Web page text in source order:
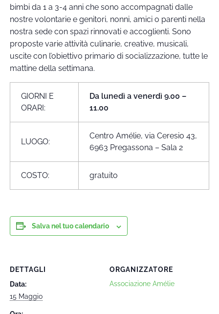
bimbi da 1 a 3-4 anni che sono accompagnati dalle
nostre volontarie e genitori, nonni, amici o parenti nella
nostra sede con spazi rinnovati e accoglienti. Sono
proposte varie attività culinarie, creative, musicali,
uscite con l’obiettivo primario di socializzazione, tutte le
mattine della settimana.
GIORNI E
ORARI:
Da lunedì a venerdì 9.00 –
11.00
LUOGO:
Centro Amélie, via Ceresio 43,
6963 Pregassona – Sala 2
COSTO: gratuito
Salva nel tuo calendario
DETTAGLI
Data:
15 Maggio
ORGANIZZATORE
Associazione Amélie